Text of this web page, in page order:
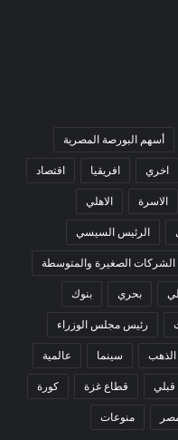
أسهم البورصة المصرية
اخري افريقيا اقتصاد
الاسرة الاهلي
الرئيس السيسي
الشركات الصغيرة والمتوسطة
بحري بنوك
رئيس مجلس الوزراء
سينما عالمية
قبلي قطاع غزة كورة
منوعات